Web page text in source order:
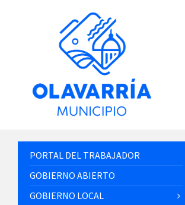
PORTAL DEL TRABAJADOR
GOBIERNO ABIERTO
GOBIERNO LOCAL